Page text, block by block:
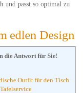
und passt so optimal zu
edlen Design
die Antwort für Sie!
Outfit für den Tisch